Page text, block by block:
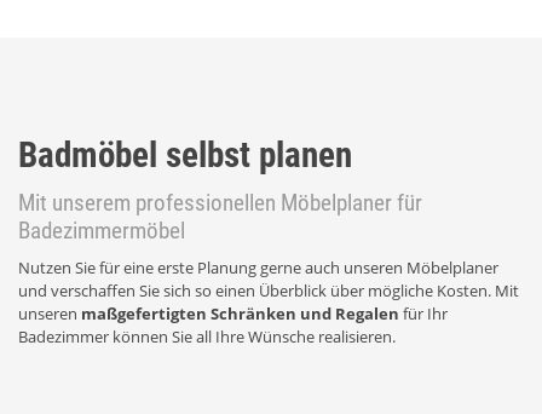
Badmöbel selbst planen
Mit unserem professionellen Möbelplaner für
Badezimmermöbel
Nutzen Sie für eine erste Planung gerne auch unseren Möbelplaner
und verschaffen Sie sich so einen Überblick über mögliche Kosten. Mit
unseren maßgefertigten Schränken und Regalen für Ihr
Badezimmer können Sie all Ihre Wünsche realisieren.